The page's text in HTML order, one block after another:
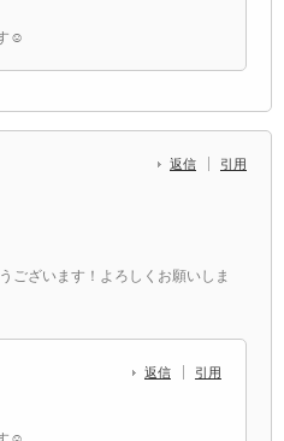
☺️
返信 引用
ございます！よろしくお願いしま
返信 引用